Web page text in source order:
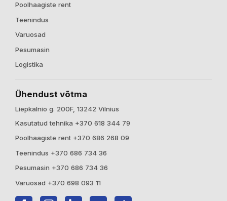
Poolhaagiste rent
Teenindus
Varuosad
Pesumasin
Logistika
Ühendust võtma
Liepkalnio g. 200F, 13242 Vilnius
Kasutatud tehnika +370 618 344 79
Poolhaagiste rent +370 686 268 09
Teenindus +370 686 734 36
Pesumasin +370 686 734 36
Varuosad +370 698 093 11